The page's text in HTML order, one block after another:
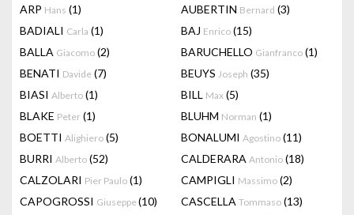
ARP Hans (1) AUBERTIN Bernard (3)
BADIALI Carla (1) BAJ Enrico (15)
BALLA Giacomo (2) BARUCHELLO Gianfranco (1)
BENATI Davide (7) BEUYS Joseph (35)
BIASI Alberto (1) BILL Max (5)
BLAKE Peter (1) BLUHM Norman (1)
BOETTI Alighiero (5) BONALUMI Agostino (11)
BURRI Alberto (52) CALDERARA Antonio (18)
CALZOLARI Pier Paulo (1) CAMPIGLI Massimo (2)
CAPOGROSSI Giuseppe(10) CASCELLA Tommaso (13)